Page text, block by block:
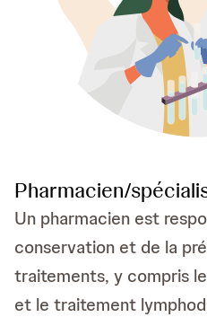
Pharmacien/
Un pharmacien est
conservation et de la
traitements, y compris
et le traitement